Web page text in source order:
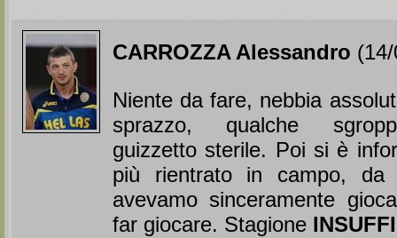
CARROZZA Alessandro
Niente da fare, nebbia
sprazzo, qualche
guizzetto sterile. Poi si è
più rientrato in campo, da
avevamo sinceramente
far giocare. Stagione